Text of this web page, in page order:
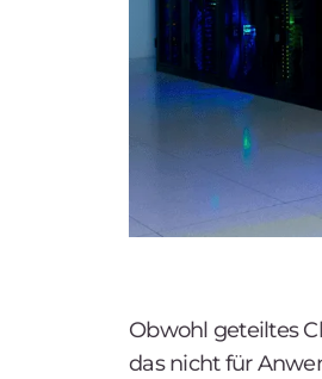
Obwohl geteiltes
das nicht für